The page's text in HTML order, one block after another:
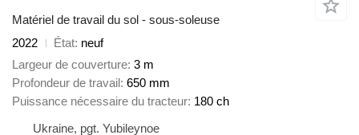
Matériel de travail du sol - sous-soleuse
2022
État neuf
Largeur de couverture 3 m
Profondeur de travail 650 mm
Puissance nécessaire du tracteur 180 ch
Ukraine, pgt. Yubileynoe